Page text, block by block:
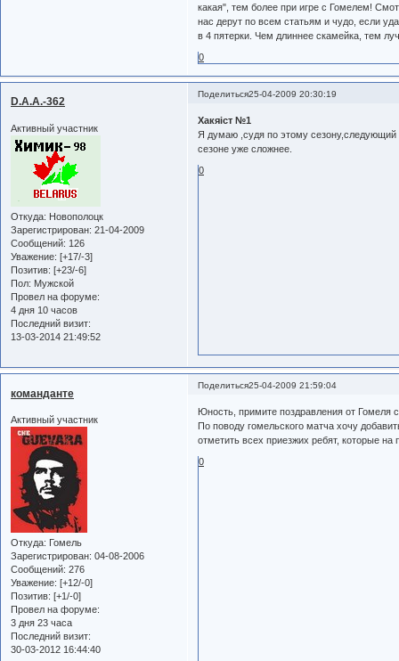
какая", тем более при игре с Гомелем!
нас дерут по всем статьям и чудо, если
в 4 пятерки. Чем длиннее скамейка, тем
0
Поделиться25-04-2009 20:30:19
D.A.A.-362
Активный участник
Откуда: Новополоцк
Зарегистрирован: 21-04-2009
Сообщений: 126
Уважение: [+17/-3]
Позитив: [+23/-6]
Пол: Мужской
Провел на форуме:
4 дня 10 часов
Последний визит:
13-03-2014 21:49:52
Хакяiст №1
Я думаю ,судя по этому
сезоне уже сложнее.
0
Поделиться25-04-2009 21:59:04
команданте
Активный участник
Откуда: Гомель
Зарегистрирован: 04-08-2006
Сообщений: 276
Уважение: [+12/-0]
Позитив: [+1/-0]
Провел на форуме:
3 дня 23 часа
Последний визит:
30-03-2012 16:44:40
Юность, примите поздравления от Гомеля
По поводу гомельского матча хочу
отметить всех приезжих ребят, которые
0